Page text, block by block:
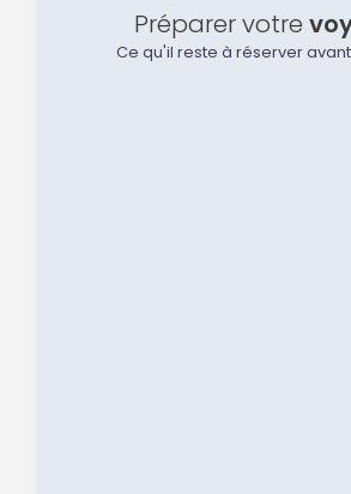
Préparer votre
Ce qu'il reste à réserver